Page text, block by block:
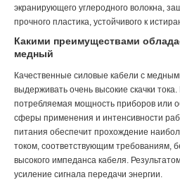
экранирующего углеродного волокна,
прочного пластика, устойчивого к
Какими преимуществами
медный
Качественные силовые кабели с
выдерживать очень высокие скачки
потребляемая мощность приборов или
сферы применения и интенсивности
питания обеспечит прохождение
током, соответствующим требованиям,
высокого импеданса кабеля.
усиление сигнала передачи энергии.